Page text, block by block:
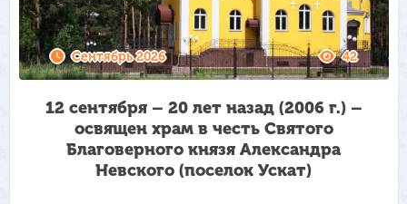
Сентябрь 2026 42
12 сентября – 20 лет назад (2006 г.) –
освящен храм в честь Святого
Благоверного князя Александра
Невского (поселок Ускат)